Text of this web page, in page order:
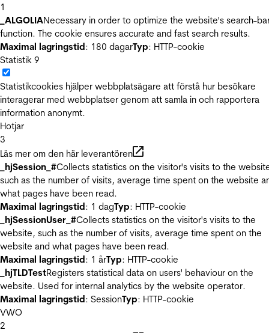
1
_ALGOLIANecessary in order to optimize the website's search-
function. The cookie ensures accurate and fast search results.
Maximal lagringstid: 180 dagarTyp: HTTP-cookie
Statistik 9
Statistikcookies hjälper webbplatsägare att förstå hur besökare
interagerar med webbplatser genom att samla in och rapportera
information anonymt.
Hotjar
3
Läs mer om den här leverantören
_hjSession_#Collects statistics on the visitor's visits to the
such as the number of visits, average time spent on the website
what pages have been read.
Maximal lagringstid: 1 dagTyp: HTTP-cookie
_hjSessionUser_#Collects statistics on the visitor's visits to the
website, such as the number of visits, average time spent on the
website and what pages have been read.
Maximal lagringstid: 1 årTyp: HTTP-cookie
_hjTLDTestRegisters statistical data on users' behaviour on the
website. Used for internal analytics by the website operator.
Maximal lagringstid: SessionTyp: HTTP-cookie
VWO
2